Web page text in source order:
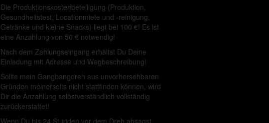
Die Produktionskostenbeteiligung (Produktion,
Gesundheitstest, Locationmiete und -reinigung,
Getränke und kleine Snacks) liegt bei 100 €! Es ist
eine Anzahlung von 50 € notwendig!
Nach dem Zahlungseingang erhältst Du Deine
Einladung mit Adresse und Wegbeschreibung!
Sollte mein Gangbangdreh aus unvorhersehbaren
Gründen meinerseits nicht stattfinden können, wird
Dir die Anzahlung selbstverständlich vollständig
zurückerstattet!
Wenn Du bis 24 Stunden vor dem Dreh absagst…